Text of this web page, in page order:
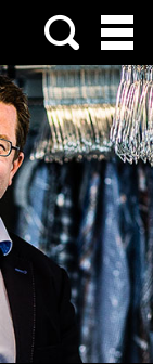
Menu